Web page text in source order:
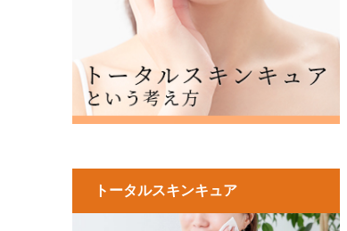
トータルスキンキュア